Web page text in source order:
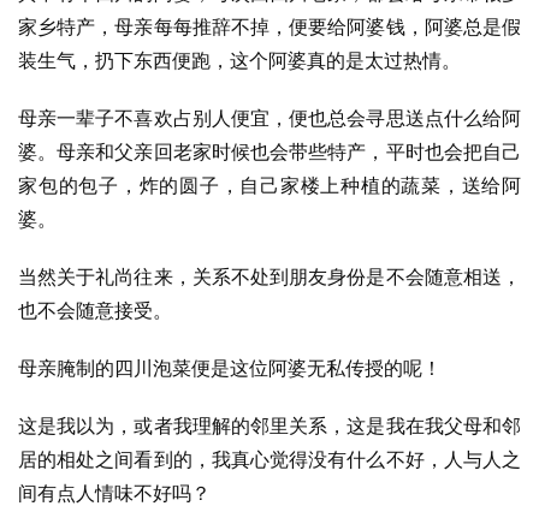
家乡特产，母亲每每推辞不掉，便要给阿婆钱，阿婆总是假
装生气，扔下东西便跑，这个阿婆真的是太过热情。
母亲一辈子不喜欢占别人便宜，便也总会寻思送点什么给阿
婆。母亲和父亲回老家时候也会带些特产，平时也会把自己
家包的包子，炸的圆子，自己家楼上种植的蔬菜，送给阿
婆。
当然关于礼尚往来，关系不处到朋友身份是不会随意相送，
也不会随意接受。
母亲腌制的四川泡菜便是这位阿婆无私传授的呢！
这是我以为，或者我理解的邻里关系，这是我在我父母和邻
居的相处之间看到的，我真心觉得没有什么不好，人与人之
间有点人情味不好吗？